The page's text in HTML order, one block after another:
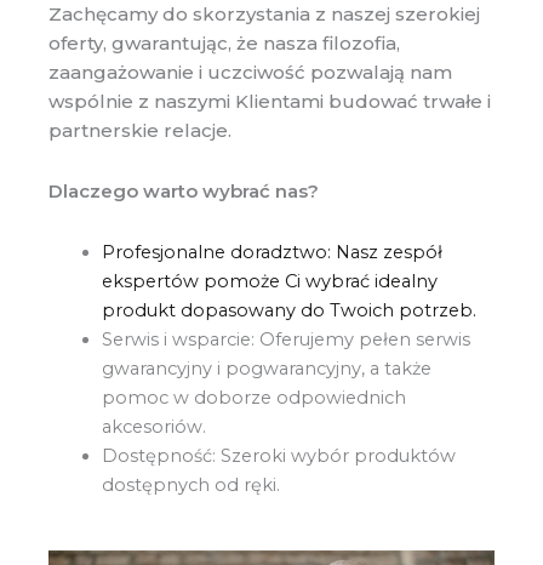
Zachęcamy do skorzystania z naszej szerokiej
oferty, gwarantując, że nasza filozofia,
zaangażowanie i uczciwość pozwalają nam
wspólnie z naszymi Klientami budować trwałe i
partnerskie relacje.
Dlaczego warto wybrać nas?
Profesjonalne doradztwo: Nasz zespół
ekspertów pomoże Ci wybrać idealny
produkt dopasowany do Twoich potrzeb.
Serwis i wsparcie: Oferujemy pełen serwis
gwarancyjny i pogwarancyjny, a także
pomoc w doborze odpowiednich
akcesoriów.
Dostępność: Szeroki wybór produktów
dostępnych od ręki.